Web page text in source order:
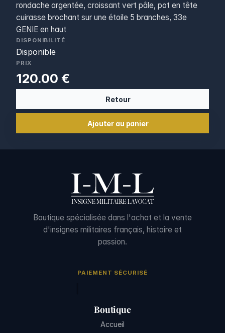
rondache argentée, croissant vert pâle, pot en tête
cuirasse brochant sur une étoile 5 branches, 33e
GENIE en haut
DISPONIBILITÉ
Disponible
PRIX
120.00 €
Retour
Ajouter au panier
Boutique spécialisée dans l'achat et la vente
d'insignes militaires français, histoire et
passion.
PAIEMENT SÉCURISÉ
Boutique
Accueil